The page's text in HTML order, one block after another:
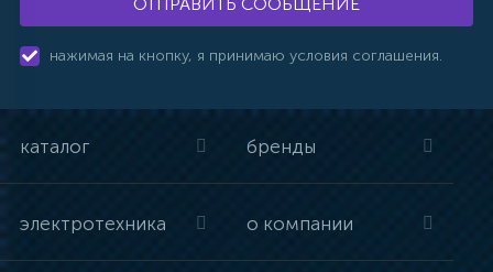
нажимая на кнопку, я принимаю условия соглашения.
каталог бренды
электротехника о компании